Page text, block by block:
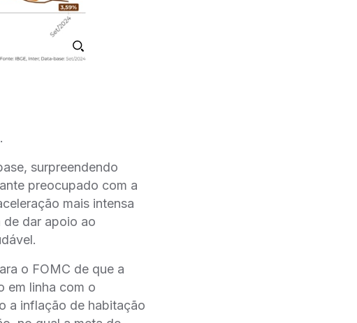
surpreendendo
preocupado com a
mais intensa
dar apoio ao
o FOMC de que a
em linha com o
a inflação de habitação